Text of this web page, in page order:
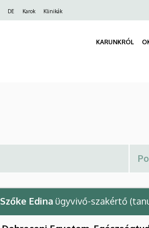
DE Karok Klinikák
KARUNKRÓL
Szőke Edina ügyvivő-szakértő